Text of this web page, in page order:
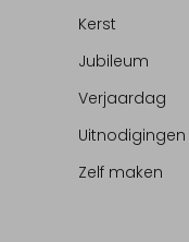
Kerst
Jubileum
Verjaardag
Uitnodigingen
Zelf maken